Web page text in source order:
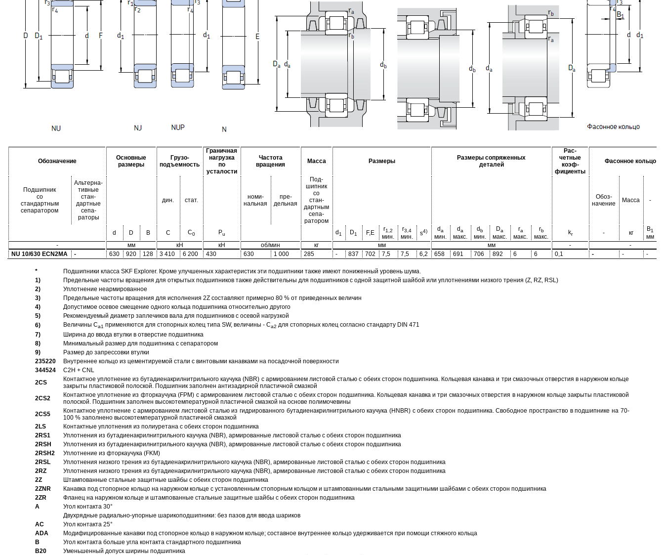
Обозначение
Основные
размеры
Грузо-
подъемность
Граничная
нагрузка
по
усталости
Частота
вращения
Масса Размеры
Размеры сопряженных
деталей
Рас-
четные
коэф-
фициенты
Фасонное кольцо
Подшипник
со
стандартным
сепаратором
Альтерна-
тивные
стан-
дартные
сепа-
раторы
дин. стат.
номи-
нальная
пре-
дельная
Под-
шипник
со
стан-
дартным
сепа-
ратором
Обоз-
начение
Масса -
d D B C C0 Pu d1 D1 F,E
r1,2
мин.
r3,4
мин.
s4) da
мин.
da
макс.
d b
мин.
Da
макс.
ra
макс.
rb
макс.
kr - кг
B1
мм
-
мм кН кН об/мин кг мм мм -
-
NU 10/630 ECN2MA
- 630 920 128 3 410 6 200 430 630 1 000 285 - 837 702 7,5 7,5 6,2 658 691 706 892 6 6 0,1 - - -
*
Подшипники класса SKF Explorer. Кроме улучшенных характеристик эти подшипники также имеют пониженный уровень шума.
1)
Предельные частоты вращения для открытых подшипников также действительны для подшипников с одной защитной шайбой или уплотнениями низкого трения (Z, RZ, RSL)
2)
Уплотнение неармированное
3)
Предельные частоты вращения для исполнения 2Z составляют примерно 80 % от приведенных величин
4)
Допустимое осевое смещение одного кольца подшипника относительно другого
5)
Рекомендуемый диаметр заплечиков вала для подшипников с осевой нагрузкой
6)
Величины Ca1 применяются для стопорных колец типа SW, величины - Ca2 для стопорных колец согласно стандарту DIN 471
7)
Ширина до ввода втулки в отверстие подшипника
8)
Минимальный размер для подшипника с сепаратором
9)
Размер до запрессовки втулки
235220
Внутреннее кольцо из цементируемой стали с винтовыми канавками на посадочной поверхности
344524
C2H + CNL
2CS
Контактное уплотнение из бутадиенакрилнитрильного каучука (NBR) с армированием листовой сталью с обеих сторон подшипника. Кольцевая канавка и три смазочных отверстия в наружном кольце
закрыты пластиковой полоской. Подшипник заполнен антизадирной пластичной смазкой
2CS2
Контактное уплотнение из фторкаучука (FPM) с армированием листовой сталью с обеих сторон подшипника. Кольцевая канавка и три смазочных отверстия в наружном кольце закрыты пластиковой
полоской. Подшипник заполнен высокотемпературной пластичной смазкой на основе полимочевины
2CS5
Контактное уплотнение с армированием листовой сталью из гидрированного бутадиенакрилнитрильного каучука (HNBR) с обеих сторон подшипника. Свободное пространство в подшипнике на 70-
100 % заполнено высокотемпературной пластичной смазкой
2LS
Контактные уплотнения из полиуретана с обеих сторон подшипника
2RS1
Уплотнения из бутадиенакрилнитрильного каучука (NBR), армированные листовой сталью с обеих сторон подшипника
2RSH
Уплотнения из бутадиенакрилнитрильного каучука (NBR), армированные листовой сталью с обеих сторон подшипника
2RSH2
Уплотнение из фторкаучука (FKM)
2RSL
Уплотнения низкого трения из бутадиенакрилнитрильного каучука (NBR), армированные листовой сталью с обеих сторон подшипника
2RZ
Уплотнения низкого трения из бутадиенакрилнитрильного каучука (NBR), армированные листовой сталью с обеих сторон подшипника
2Z
Штампованные стальные защитные шайбы с обеих сторон подшипника
2ZNR
Канавка под стопорное кольцо на наружном кольце с установленным стопорным кольцом и штампованными стальными защитными шайбами с обеих сторон подшипника
2ZR
Фланец на наружном кольце и штампованные стальные защитные шайбы с обеих сторон подшипника
A
Угол контакта 30°
Двухрядные радиально-упорные шарикоподшипники: без пазов для ввода шариков
AC
Угол контакта 25°
ADA
Модифицированные канавки под стопорное кольцо в наружном кольце; составное внутреннее кольцо удерживается при помощи стяжного кольца
B
Угол контакта больше угла контакта стандартного подшипника
B20
Уменьшенный допуск ширины подшипника